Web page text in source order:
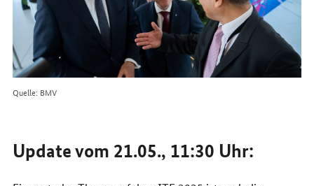
Quelle: BMV
Update vom 21.05., 11:30 Uhr: